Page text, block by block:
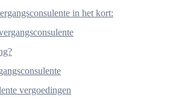
in het kort:
vergoedingen